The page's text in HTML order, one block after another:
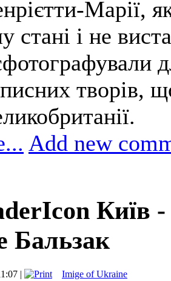
Марії,
стані і не
творів,
Add new
Київ -
Бальзак
| Imige of Ukraine